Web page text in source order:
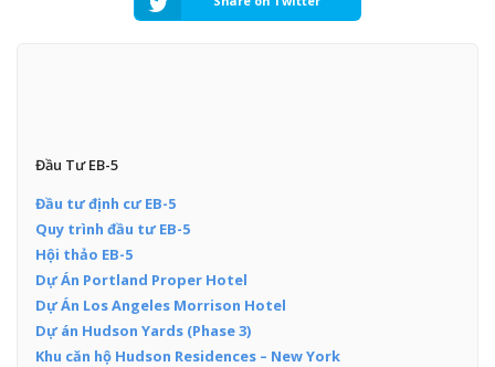
Đầu Tư EB-5
Đầu tư định cư EB-5
Quy trình đầu tư EB-5
Hội thảo EB-5
Dự Án Portland Proper Hotel
Dự Án Los Angeles Morrison Hotel
Dự án Hudson Yards (Phase 3)
Khu căn hộ Hudson Residences – New York